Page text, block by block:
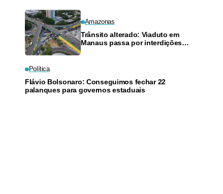
Amazonas
Trânsito alterado: Viaduto em
Manaus passa por interdições
Política
Flávio Bolsonaro: Conseguimos fechar 22
palanques para governos estaduais